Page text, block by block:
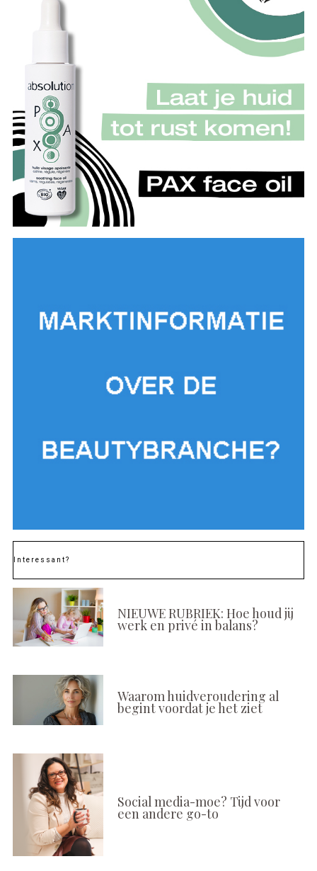
Interessant?
NIEUWE RUBRIEK: Hoe houd jij
werk en privé in balans?
Waarom huidveroudering al
begint voordat je het ziet
Social media-moe? Tijd voor
een andere go-to